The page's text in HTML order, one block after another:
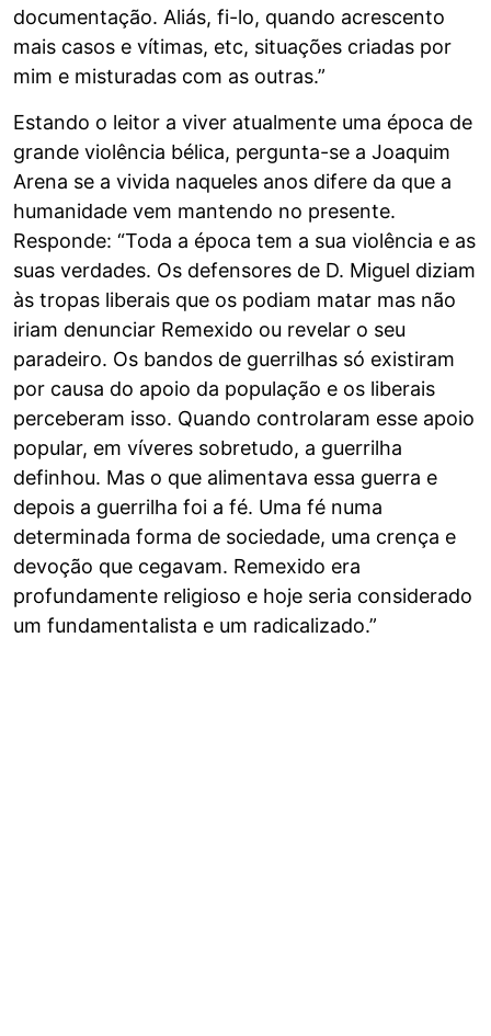
documentação. Aliás, fi-lo, quando acrescento
mais casos e vítimas, etc, situações criadas por
mim e misturadas com as outras.”
Estando o leitor a viver atualmente uma época de
grande violência bélica, pergunta-se a Joaquim
Arena se a vivida naqueles anos difere da que a
humanidade vem mantendo no presente.
Responde: “Toda a época tem a sua violência e as
suas verdades. Os defensores de D. Miguel diziam
às tropas liberais que os podiam matar mas não
iriam denunciar Remexido ou revelar o seu
paradeiro. Os bandos de guerrilhas só existiram
por causa do apoio da população e os liberais
perceberam isso. Quando controlaram esse apoio
popular, em víveres sobretudo, a guerrilha
definhou. Mas o que alimentava essa guerra e
depois a guerrilha foi a fé. Uma fé numa
determinada forma de sociedade, uma crença e
devoção que cegavam. Remexido era
profundamente religioso e hoje seria considerado
um fundamentalista e um radicalizado.”